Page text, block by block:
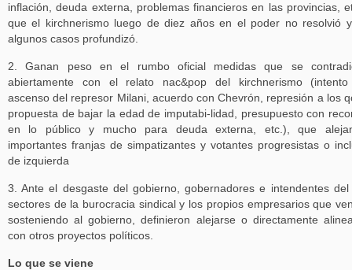
inflación, deuda externa, problemas financieros en las provincias,
que el kirchnerismo luego de diez años en el poder no resolvió
algunos casos profundizó.
2. Ganan peso en el rumbo oficial medidas que se
abiertamente con el relato nac&pop del kirchnerismo
ascenso del represor Milani, acuerdo con Chevrón, represión a los
propuesta de bajar la edad de imputabi-lidad, presupuesto con
en lo público y mucho para deuda externa, etc.), que
importantes franjas de simpatizantes y votantes progresistas o
de izquierda
3. Ante el desgaste del gobierno, gobernadores e intendentes del
sectores de la burocracia sindical y los propios empresarios que
sosteniendo al gobierno, definieron alejarse o directamente
con otros proyectos políticos.
Lo que se viene